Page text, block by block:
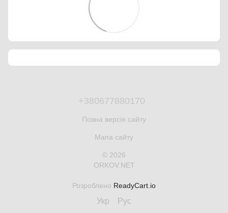
+380677880170
Повна версія сайту
Мапа сайту
© 2026
ORKOV.NET
Розроблено ReadyCart.io
Укр Рус